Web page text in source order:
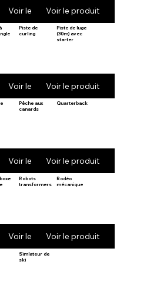
Voir le produitVoir le produit
Piste de
curling
Voir le produit
Piste de luge
(30m) avec
starter
Voir le produit
Pêche aux
canards
Voir le produit
Quarterback
Voir le produit
Robots
transformers
Voir le produit
Rodéo
mécanique
Voir le produit
Simlateur de
ski